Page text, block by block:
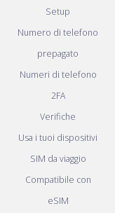
Setup
Numero di telefono
prepagato
Numeri di telefono
2FA
Verifiche
Usa i tuoi dispositivi
SIM da viaggio
Compatibile con
eSIM